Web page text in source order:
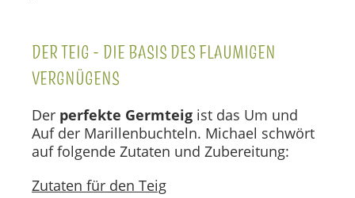
DER TEIG - DIE BASIS DES FLAUMIGEN
VERGNÜGENS
Der perfekte Germteig ist das Um und
Auf der Marillenbuchteln. Michael schwört
auf folgende Zutaten und Zubereitung:
Zutaten für den Teig